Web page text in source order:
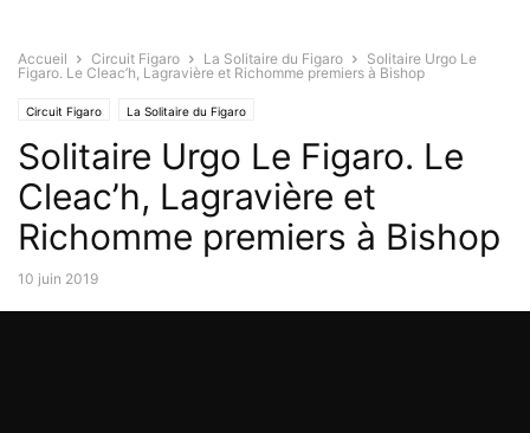
Accueil Circuit Figaro La Solitaire du Figaro
Solitaire Urgo Le
Figaro. Le Cleac’h, Lagravière et Richomme premiers à Bishop
Circuit Figaro La Solitaire du Figaro
Solitaire Urgo Le Figaro. Le
Cleac’h, Lagravière et
Richomme premiers à Bishop
10 juin 2019